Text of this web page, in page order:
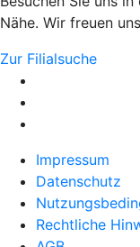
Nähe. Wir freuen
Zur Filialsuche
Impressum
Datenschutz
Rechtliche